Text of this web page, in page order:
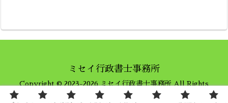
ミセイ行政書士事務所
Copyright © 2023-2026 ミセイ行政書士事務所 All Rights
Reserved.